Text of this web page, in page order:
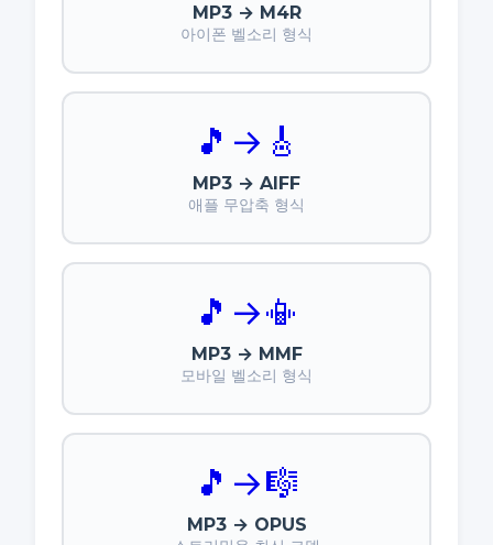
MP3 → M4R
아이폰 벨소리 형식
🎵 → 🎸
MP3 → AIFF
애플 무압축 형식
🎵 →📳
MP3 → MMF
모바일 벨소리 형식
🎵 →🎼
MP3 → OPUS